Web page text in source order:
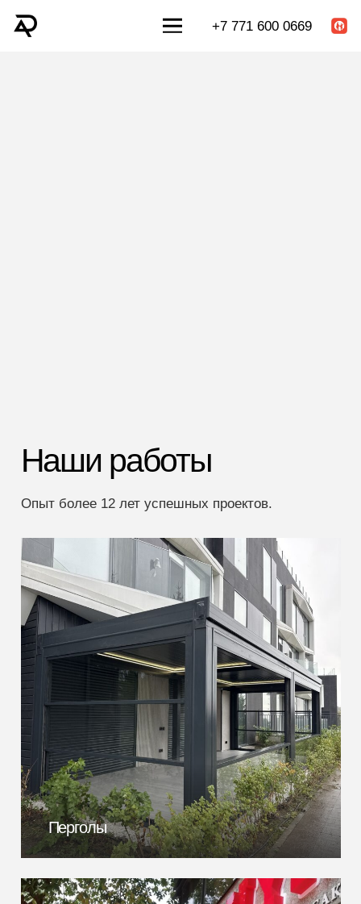
+7 771 600 0669
Наши работы
Опыт более 12 лет успешных проектов.
Перголы